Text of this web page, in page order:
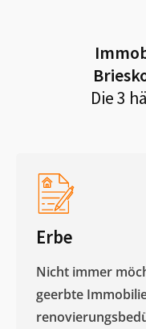
Die 3
Erbe
Nicht immer
geerbte